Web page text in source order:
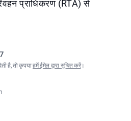
प्राधिकरण (RTA) से
है, तो कृपयाहमें ईमेल द्वारा सूचित करें।